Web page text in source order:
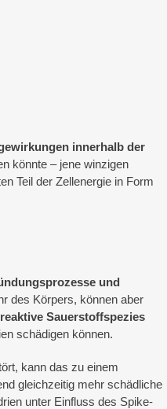
innerhalb der
könnte – jene winzigen
Teil der Zellenergie in Form
und
des Körpers, können aber
reaktive Sauerstoffspezies
schädigen können.
kann das zu einem
gleichzeitig mehr schädliche
unter Einfluss des Spike-